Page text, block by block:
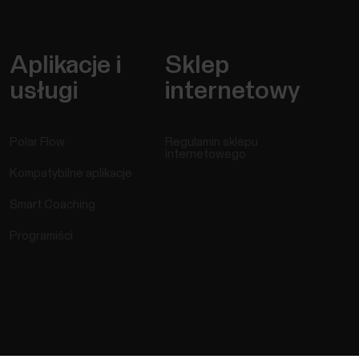
Aplikacje i
usługi
Sklep
internetowy